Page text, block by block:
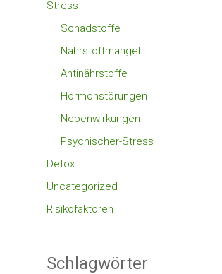
Stress
Schadstoffe
Nährstoffmängel
Antinährstoffe
Hormonstörungen
Nebenwirkungen
Psychischer-Stress
Detox
Uncategorized
Risikofaktoren
Schlagwörter